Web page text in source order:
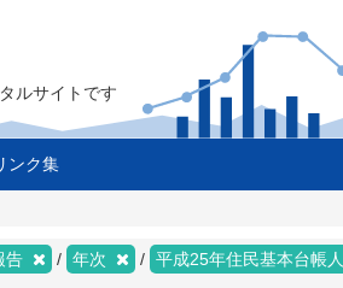
ルサイトです
ンク集
告 年次 平成25年住民基本台帳